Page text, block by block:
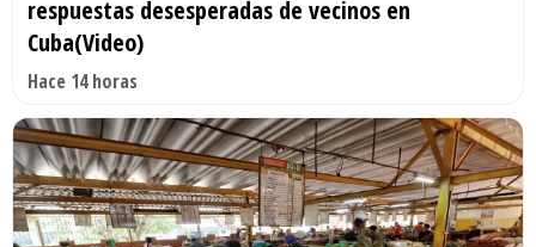
respuestas desesperadas de vecinos en
Cuba(Video)
Hace 14 horas